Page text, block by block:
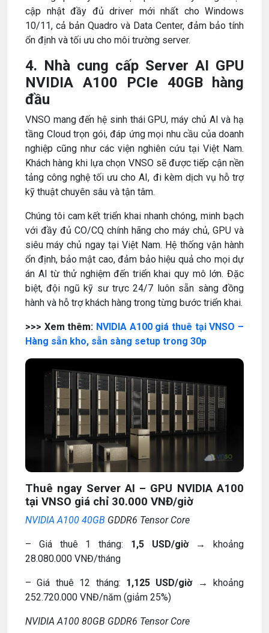
cập nhật đầy đủ driver mới nhất cho Windows
10/11, cả bản Quadro và Data Center, đảm bảo tính
ổn định và tối ưu cho môi trường server.
4. Nhà cung cấp Server AI GPU
NVIDIA A100 PCIe 40GB hàng
đầu
VNSO mang đến hệ sinh thái GPU, máy chủ AI và hạ
tầng Cloud trọn gói, đáp ứng mọi nhu cầu của doanh
nghiệp cũng như các viện nghiên cứu tại Việt Nam.
Khách hàng khi lựa chọn VNSO sẽ được tiếp cận nền
tảng công nghệ tối ưu cho AI, đi kèm dịch vụ hỗ trợ
kỹ thuật chuyên sâu và tận tâm.
Chúng tôi cam kết triển khai nhanh chóng, minh bạch
với đầy đủ CO/CQ chính hãng cho máy chủ, GPU và
siêu máy chủ ngay tại Việt Nam. Hệ thống vận hành
ổn định, bảo mật cao, đảm bảo hiệu quả cho mọi dự
án AI từ thử nghiệm đến triển khai quy mô lớn. Đặc
biệt, đội ngũ kỹ sư trực 24/7 luôn sẵn sàng đồng
hành và hỗ trợ khách hàng trong từng bước triển khai.
>>> Xem thêm: NVIDIA A100 giá thuê tại VNSO –
Hàng sẵn kho, sẵn sàng setup trong 30p
Thuê ngay Server AI – GPU NVIDIA A100
tại VNSO giá chỉ 30.000 VNĐ/giờ
NVIDIA A100 40GB GDDR6 Tensor Core
– Giá thuê 1 tháng: 1,5 USD/giờ→ khoảng
28.080.000 VNĐ/tháng
– Giá thuê 12 tháng: 1,125 USD/giờ→ khoảng
252.720.000 VNĐ/năm (giảm 25%)
NVIDIA A100 80GB GDDR6 Tensor Core